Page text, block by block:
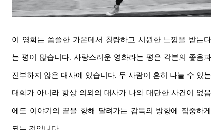
이 영화는 씁쓸한 가운데서 청량하고 시원한 느낌을 받는다
는 평이 많습니다. 사랑스러운 영화라는 평은 각본의 좋음과
진부하지 않은 대사에 있습니다. 두 사람이 흔히 나눌 수 있는
대화가 아니라 항상 의외의 대사가 나와 대단한 사건이 없음
에도 이야기의 끝을 향해 달려가는 감독의 방향에 집중하게
되는 것입니다.